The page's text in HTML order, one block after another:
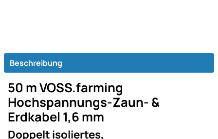
Beschreibung
50 m VOSS.farming
Hochspannungs-Zaun- &
Erdkabel 1,6 mm
Doppelt isoliertes,